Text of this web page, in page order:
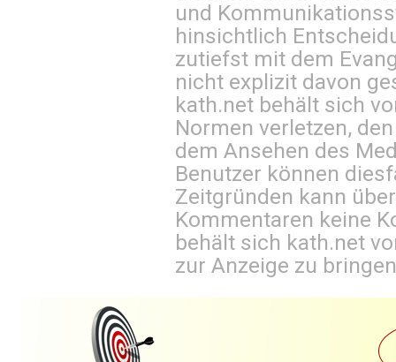
und
hinsichtlich
zutiefst mit dem
nicht explizit davon
kath.net behält sich
Normen verletzen,
dem Ansehen des
Benutzer können
Zeitgründen kann
Kommentaren keine
behält sich kath.net
zur Anzeige zu